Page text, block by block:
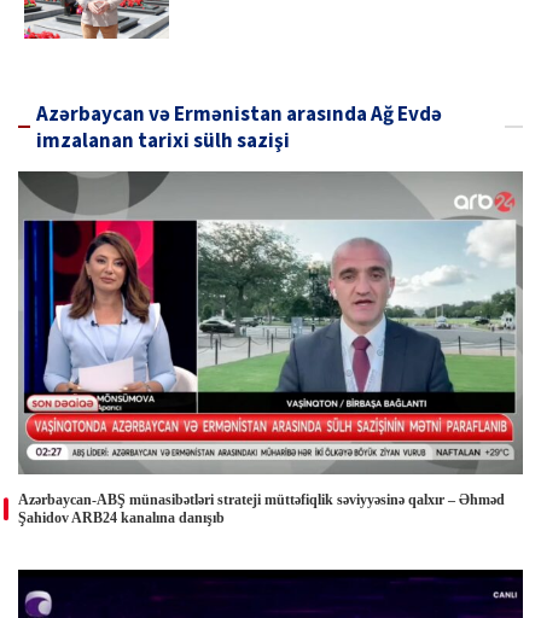
Azərbaycan və Ermənistan arasında Ağ Evdə
imzalanan tarixi sülh sazişi
Azərbaycan-ABŞ münasibətləri strateji müttəfiqlik səviyyəsinə qalxır – Əhməd
Şahidov ARB24 kanalına danışıb